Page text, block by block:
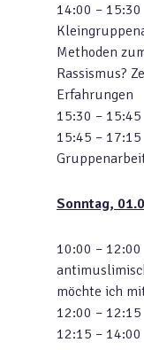
14:00 –
Methoden
Rassismus?
Erfahrungen
15:30 –
15:45 –
Sonntag,
10:00 –
möchte ich
12:00 –
12:15 –